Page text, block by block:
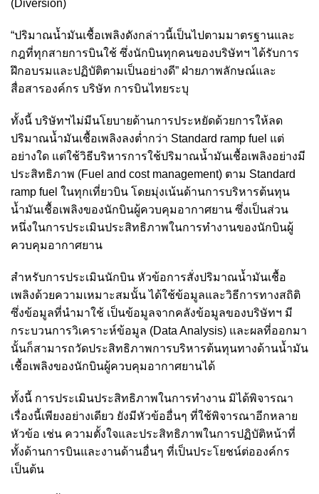
(Diversion)
“ปริมาณน้ำมันเชื้อเพลิงดังกล่าวนี้เป็นไปตามมาตรฐานและ
กฎที่ทุกสายการบินใช้ ซึ่งนักบินทุกคนของบริษัทฯ ได้รับการ
ฝึกอบรมและปฏิบัติตามเป็นอย่างดี” ฝ่ายภาพลักษณ์และ
สื่อสารองค์กร บริษัท การบินไทยระบุ
ทั้งนี้ บริษัทฯไม่มีนโยบายด้านการประหยัดด้วยการให้ลด
ปริมาณน้ำมันเชื้อเพลิงลงต่ำกว่า Standard ramp fuel แต่
อย่างใด แต่ใช้วิธีบริหารการใช้ปริมาณน้ำมันเชื้อเพลิงอย่างมี
ประสิทธิภาพ (Fuel and cost management) ตาม Standard
ramp fuel ในทุกเที่ยวบิน โดยมุ่งเน้นด้านการบริหารต้นทุน
น้ำมันเชื้อเพลิงของนักบินผู้ควบคุมอากาศยาน ซึ่งเป็นส่วน
หนึ่งในการประเมินประสิทธิภาพในการทำงานของนักบินผู้
ควบคุมอากาศยาน
สำหรับการประเมินนักบิน หัวข้อการสั่งปริมาณน้ำมันเชื้อ
เพลิงด้วยความเหมาะสมนั้น ได้ใช้ข้อมูลและวิธีการทางสถิติ
ซึ่งข้อมูลที่นำมาใช้ เป็นข้อมูลจากคลังข้อมูลของบริษัทฯ มี
กระบวนการวิเคราะห์ข้อมูล (Data Analysis) และผลที่ออกมา
นั้นก็สามารถวัดประสิทธิภาพการบริหารต้นทุนทางด้านน้ำมัน
เชื้อเพลิงของนักบินผู้ควบคุมอากาศยานได้
ทั้งนี้ การประเมินประสิทธิภาพในการทำงาน มิได้พิจารณา
เรื่องนี้เพียงอย่างเดียว ยังมีหัวข้ออื่นๆ ที่ใช้พิจารณาอีกหลาย
หัวข้อ เช่น ความตั้งใจและประสิทธิภาพในการปฏิบัติหน้าที่
ทั้งด้านการบินและงานด้านอื่นๆ ที่เป็นประโยชน์ต่อองค์กร
เป็นต้น